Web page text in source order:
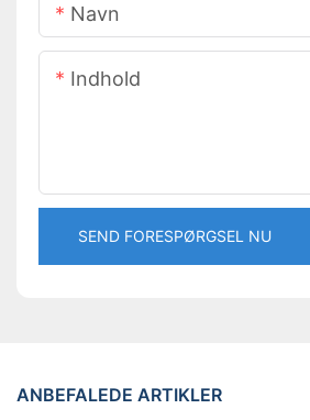
Navn
Indhold
SEND FORESPØRGSEL NU
ANBEFALEDE ARTIKLER